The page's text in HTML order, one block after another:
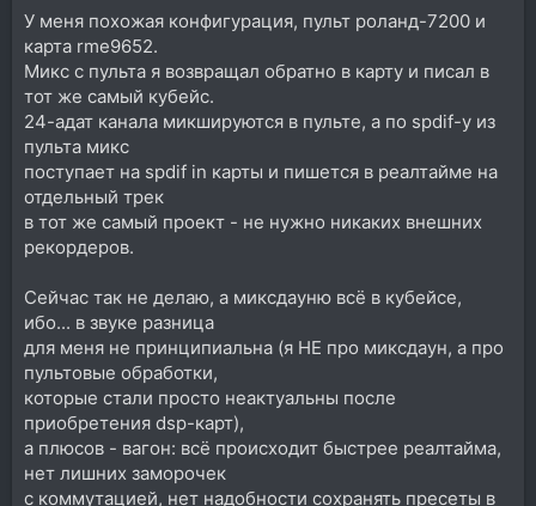
У меня похожая конфигурация, пульт роланд-7200 и
карта rme9652.
Микс с пульта я возвращал обратно в карту и писал в
тот же самый кубейс.
24-адат канала микшируются в пульте, а по spdif-у из
пульта микс
поступает на spdif in карты и пишется в реалтайме на
отдельный трек
в тот же самый проект - не нужно никаких внешних
рекордеров.
Сейчас так не делаю, а миксдауню всё в кубейсе,
ибо... в звуке разница
для меня не принципиальна (я НЕ про миксдаун, а про
пультовые обработки,
которые стали просто неактуальны после
приобретения dsp-карт),
а плюсов - вагон: всё происходит быстрее реалтайма,
нет лишних заморочек
с коммутацией, нет надобности сохранять пресеты в